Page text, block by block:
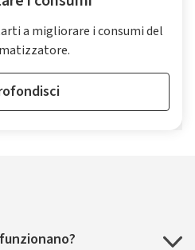
a migliorare i consumi del